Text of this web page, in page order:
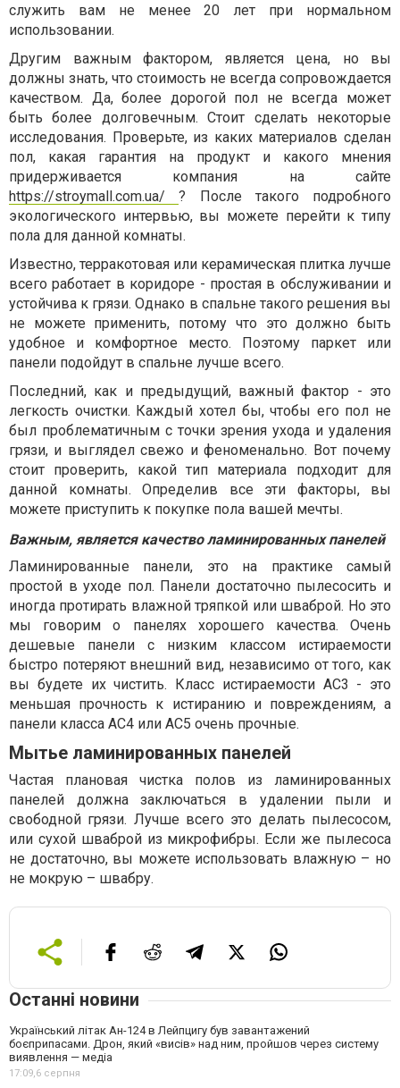
служить вам не менее 20 лет при нормальном
использовании.
Другим важным фактором, является цена, но вы
должны знать, что стоимость не всегда сопровождается
качеством. Да, более дорогой пол не всегда может
быть более долговечным. Стоит сделать некоторые
исследования. Проверьте, из каких материалов сделан
пол, какая гарантия на продукт и какого мнения
придерживается компания на сайте
https://stroymall.com.ua/? После такого подробного
экологического интервью, вы можете перейти к типу
пола для данной комнаты.
Известно, терракотовая или керамическая плитка лучше
всего работает в коридоре - простая в обслуживании и
устойчива к грязи. Однако в спальне такого решения вы
не можете применить, потому что это должно быть
удобное и комфортное место. Поэтому паркет или
панели подойдут в спальне лучше всего.
Последний, как и предыдущий, важный фактор - это
легкость очистки. Каждый хотел бы, чтобы его пол не
был проблематичным с точки зрения ухода и удаления
грязи, и выглядел свежо и феноменально. Вот почему
стоит проверить, какой тип материала подходит для
данной комнаты. Определив все эти факторы, вы
можете приступить к покупке пола вашей мечты.
Важным, является качество ламинированных панелей
Ламинированные панели, это на практике самый
простой в уходе пол. Панели достаточно пылесосить и
иногда протирать влажной тряпкой или шваброй. Но это
мы говорим о панелях хорошего качества. Очень
дешевые панели с низким классом истираемости
быстро потеряют внешний вид, независимо от того, как
вы будете их чистить. Класс истираемости AC3 - это
меньшая прочность к истиранию и повреждениям, а
панели класса AC4 или AC5 очень прочные.
Мытье ламинированных панелей
Частая плановая чистка полов из ламинированных
панелей должна заключаться в удалении пыли и
свободной грязи. Лучше всего это делать пылесосом,
или сухой шваброй из микрофибры. Если же пылесоса
не достаточно, вы можете использовать влажную – но
не мокрую – швабру.
Останні новини
Український літак Ан-124 в Лейпцигу був завантажений
боєприпасами. Дрон, який «висів» над ним, пройшов через систему
виявлення — медіа
17:09,6 серпня